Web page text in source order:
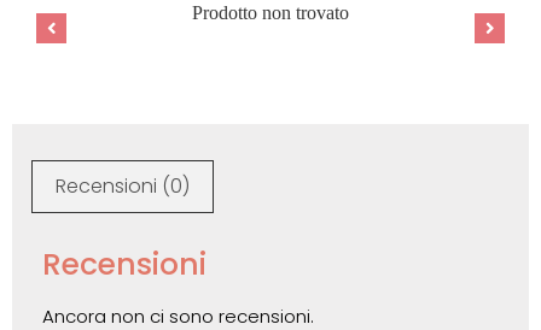
Prodotto non trovato
Recensioni (0)
Recensioni
Ancora non ci sono recensioni.